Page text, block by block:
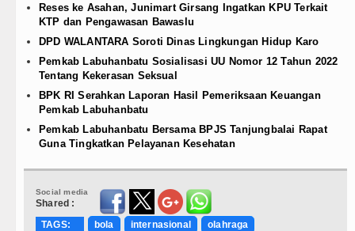
Reses ke Asahan, Junimart Girsang Ingatkan KPU Terkait
KTP dan Pengawasan Bawaslu
DPD WALANTARA Soroti Dinas Lingkungan Hidup Karo
Pemkab Labuhanbatu Sosialisasi UU Nomor 12 Tahun 2022
Tentang Kekerasan Seksual
BPK RI Serahkan Laporan Hasil Pemeriksaan Keuangan
Pemkab Labuhanbatu
Pemkab Labuhanbatu Bersama BPJS Tanjungbalai Rapat
Guna Tingkatkan Pelayanan Kesehatan
Social media
Shared :
TAGS:
bola internasional olahraga